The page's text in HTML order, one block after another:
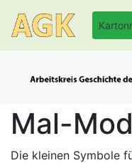
Mal-
Die kleinen Symbole